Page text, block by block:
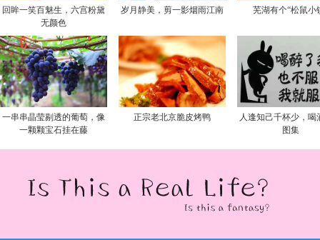
回眸一笑百魅生，六宫粉黛
无颜色
岁月静美，剪一影烟雨江南 芜湖有个“松鼠小
一串串晶莹剔透的葡萄，像
一颗颗宝石挂在藤
正宗老北京脆皮烤鸭
人逢知己千杯少，喝
图集